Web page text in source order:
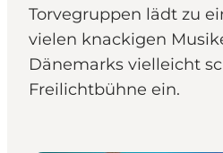
Torvegruppen lädt zu
vielen knackigen
Dänemarks vielleicht
Freilichtbühne ein.